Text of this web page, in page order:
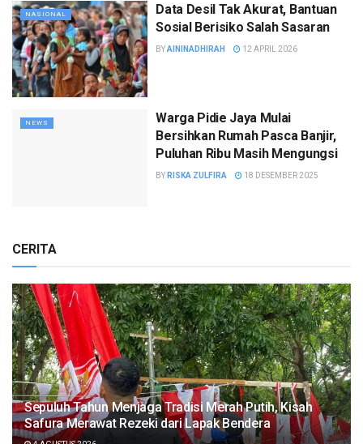
NASIONAL
Data Desil Tak Akurat, Bantuan
Sosial Berisiko Salah Sasaran
BYAININADHIRAH 12 APRIL 2026
NEWS
Warga Pidie Jaya Mulai
Bersihkan Rumah Pasca Banjir,
Puluhan Ribu Masih Mengungsi
BY RISKA ZULFIRA 18 DESEMBER 2025
CERITA
Sepuluh Tahun Menjaga Tradisi Merah Putih, Kisah
Safura Merawat Rezeki dari Lapak Bendera